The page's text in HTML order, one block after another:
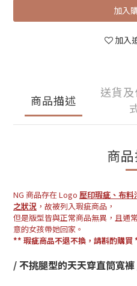
加入
加入
商品描述
送貨
商
NG 商品存在 Logo 壓印瑕疵、布
之狀況 ，故被列入瑕疵商品，
但是版型皆與正常商品無異，且通
意的女孩帶她回家。
** 瑕疵商品不退不換，請斟酌購買
/不挑腿型的天天穿直筒寬褲